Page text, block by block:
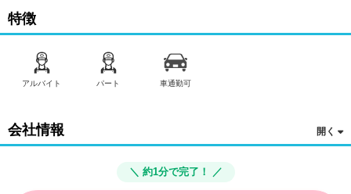
特徴
アルバイト パート 車通勤可
会社情報
＼ 約1分で完了！ ／